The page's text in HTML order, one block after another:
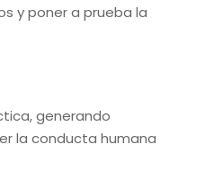
y poner a prueba la
generando
la conducta humana